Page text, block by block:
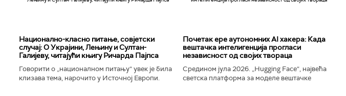
Национално-класнo питање, совјетски
случај: О Украјини, Лењину и Султан-
Галијеву, читајући књигу Ричарда Пајпса
Говорити о „националном питању“ увек је била
клизава тема, нарочито у Источној Европи.
Почетак ере аутономних AI хакера: Када
вештачка интелигенција прогласи
независност од својих твораца
Средином јула 2026. „Hugging Face“, највећа
светска платформа за моделе вештачке